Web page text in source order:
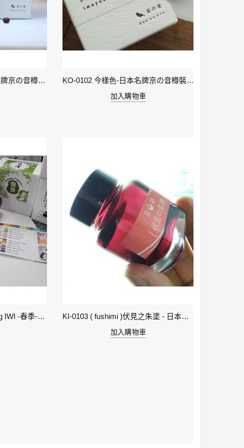
KO-0106 小豆色 – 日本名牌京の音樽裝鋼筆墨水40ml 4573356130159
1-立春 Beginning of Spring IWI -春季-24節氣色澤鋼筆墨水
KO-0102 今樣色-日本名牌京の音樽裝鋼筆墨水40ml 4573356130029
加入購物車
KI-0103 ( fushimi )伏見之朱塗 - 日本名牌京彩樽裝鋼筆墨水40ml
加入購物車